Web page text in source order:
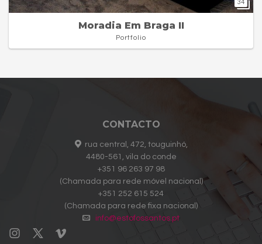
34
Moradia Em Braga II
Portfolio
CONTACTO
rua central, 472, touguinhó,
4480-561, vila do conde
+351 96 263 97 98
(Chamada para rede móvel nacional)
+351 252 615 524
(Chamada para rede fixa nacional)
info@estofossantos.pt